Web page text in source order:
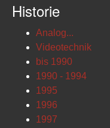
Historie
Analog...
Videotechnik
bis 1990
1990 - 1994
1995
1996
1997